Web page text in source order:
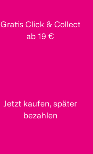
Gratis Click & Collect
ab 19 €
Jetzt kaufen, später
bezahlen